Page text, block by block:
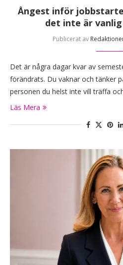
Ångest inför
det inte är
Publicerat av
Det är några dagar kvar av
förändrats. Du vaknar och tänker
personen du helst inte vill träffa
Läs Mera